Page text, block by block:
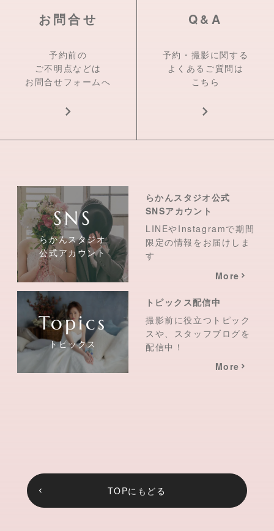
お問合せ
予約前の
ご不明点などは
お問合せフォームへ
Q&A
予約・撮影に関する
よくあるご質問は
こちら
らかんスタジオ
公式アカウント
らかんスタジオ公式
SNSアカウント
LINEやInstagramで期間
限定の情報をお届けしま
す
More
トピックス
トピックス配信中
撮影前に役立つトピック
スや、スタッフブログを
配信中！
More
TOPにもどる